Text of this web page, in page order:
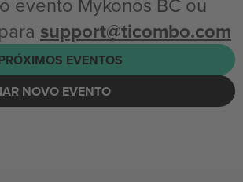
support@ticombo.com
EVENTOS
NOVO EVENTO